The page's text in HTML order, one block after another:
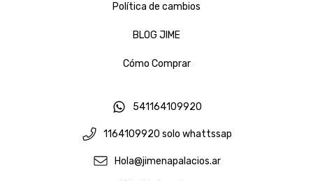
Política de cambios
BLOG JIME
Cómo Comprar
541164109920
1164109920 solo whattssap
Hola@jimenapalacios.ar